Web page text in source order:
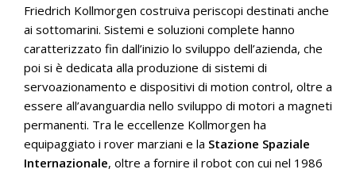
Friedrich Kollmorgen costruiva periscopi destinati anche
ai sottomarini. Sistemi e soluzioni complete hanno
caratterizzato fin dall’inizio lo sviluppo dell’azienda, che
poi si è dedicata alla produzione di sistemi di
servoazionamento e dispositivi di motion control, oltre a
essere all’avanguardia nello sviluppo di motori a magneti
permanenti. Tra le eccellenze Kollmorgen ha
equipaggiato i rover marziani e la Stazione Spaziale
Internazionale, oltre a fornire il robot con cui nel 1986